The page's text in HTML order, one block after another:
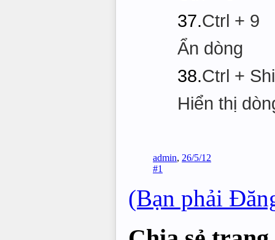
37.Ctrl + 9
Ẩn dòng
38.Ctrl +
Hiển thị
admin, 26/5/12
#1
(Bạn phải